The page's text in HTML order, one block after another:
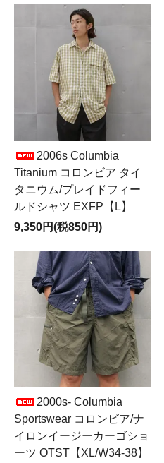
2006s Columbia
Titanium コロンビア タイ
タニウム/プレイドフィー
ルドシャツ EXFP【L】
9,350円(税850円)
2000s- Columbia
Sportswear コロンビア/ナ
イロンイージーカーゴショ
ーツ OTST【XL/W34-38】